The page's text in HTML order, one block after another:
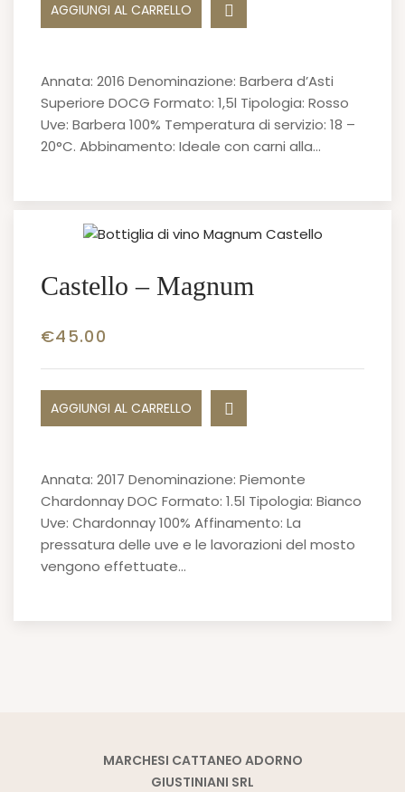
AGGIUNGI AL CARRELLO
Annata: 2016 Denominazione: Barbera d’Asti
Superiore DOCG Formato: 1,5l Tipologia: Rosso
Uve: Barbera 100% Temperatura di servizio: 18 –
20°C. Abbinamento: Ideale con carni alla…
Castello – Magnum
€45.00
AGGIUNGI AL CARRELLO
Annata: 2017 Denominazione: Piemonte
Chardonnay DOC Formato: 1.5l Tipologia: Bianco
Uve: Chardonnay 100% Affinamento: La
pressatura delle uve e le lavorazioni del mosto
vengono effettuate…
MARCHESI CATTANEO ADORNO
GIUSTINIANI SRL